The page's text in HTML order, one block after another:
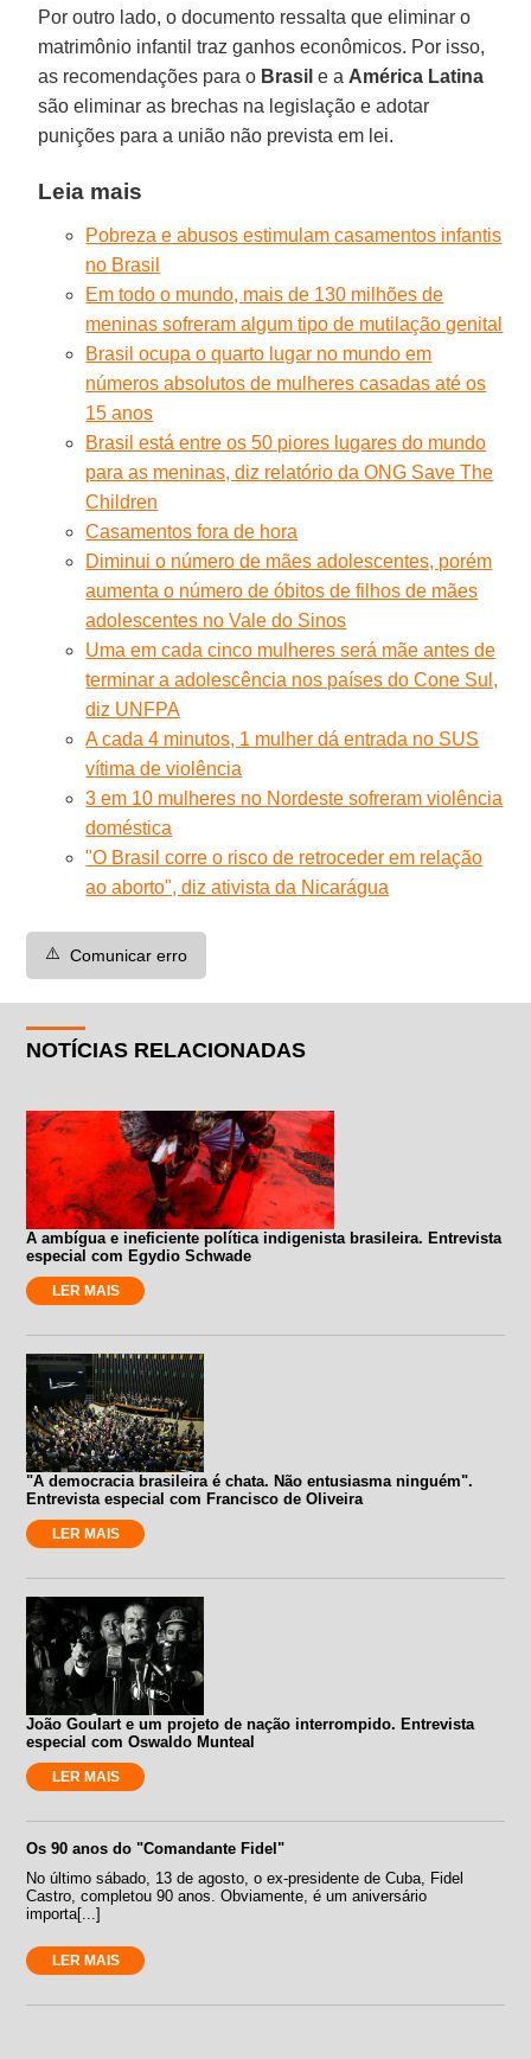
Por outro lado, o documento ressalta que eliminar o
matrimônio infantil traz ganhos econômicos. Por isso,
as recomendações para o Brasil e a América Latina
são eliminar as brechas na legislação e adotar
punições para a união não prevista em lei.
Leia mais
Pobreza e abusos estimulam casamentos infantis
no Brasil
Em todo o mundo, mais de 130 milhões de
meninas sofreram algum tipo de mutilação genital
Brasil ocupa o quarto lugar no mundo em
números absolutos de mulheres casadas até os
15 anos
Brasil está entre os 50 piores lugares do mundo
para as meninas, diz relatório da ONG Save The
Children
Casamentos fora de hora
Diminui o número de mães adolescentes, porém
aumenta o número de óbitos de filhos de mães
adolescentes no Vale do Sinos
Uma em cada cinco mulheres será mãe antes de
terminar a adolescência nos países do Cone Sul,
diz UNFPA
A cada 4 minutos, 1 mulher dá entrada no SUS
vítima de violência
3 em 10 mulheres no Nordeste sofreram violência
doméstica
"O Brasil corre o risco de retroceder em relação
ao aborto", diz ativista da Nicarágua
⚠️ Comunicar erro
NOTÍCIAS RELACIONADAS
A ambígua e ineficiente política indigenista brasileira. Entrevista
especial com Egydio Schwade
LER MAIS
"A democracia brasileira é chata. Não entusiasma ninguém".
Entrevista especial com Francisco de Oliveira
LER MAIS
João Goulart e um projeto de nação interrompido. Entrevista
especial com Oswaldo Munteal
LER MAIS
Os 90 anos do "Comandante Fidel"
No último sábado, 13 de agosto, o ex-presidente de Cuba, Fidel
Castro, completou 90 anos. Obviamente, é um aniversário
importa[...]
LER MAIS